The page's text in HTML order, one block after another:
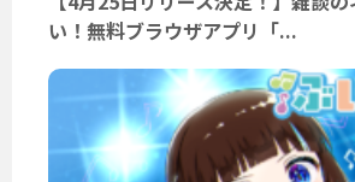
い！無料ブラウザアプリ「...